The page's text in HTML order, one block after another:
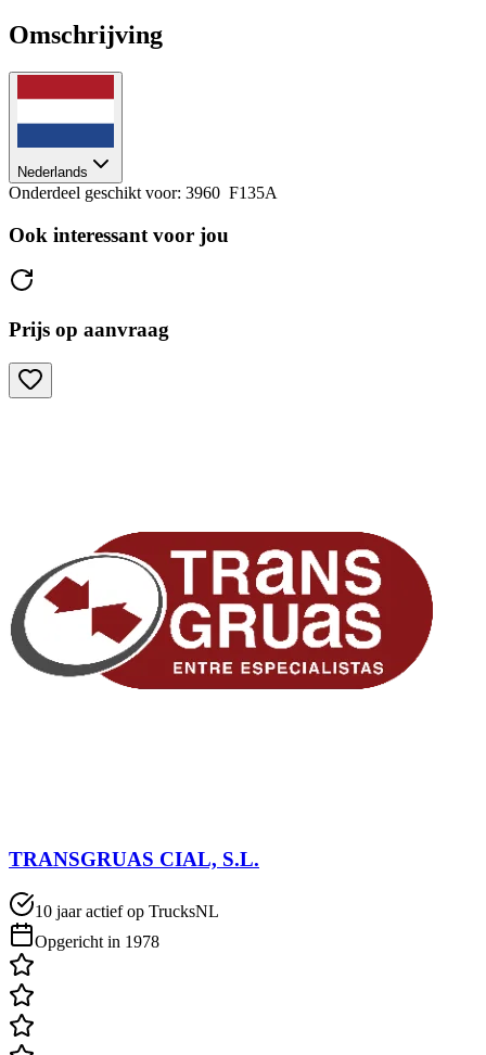
Omschrijving
Nederlands
Onderdeel geschikt voor: 3960 F135A
Ook interessant voor jou
Prijs op aanvraag
TRANSGRUAS CIAL, S.L.
10 jaar actief op TrucksNL
Opgericht in 1978